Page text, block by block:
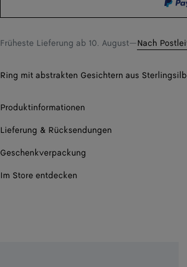
Früheste Lieferung ab 10. August—Nach
Ring mit abstrakten Gesichtern aus
Produktinformationen
Lieferung & Rücksendungen
Geschenkverpackung
Im Store entdecken